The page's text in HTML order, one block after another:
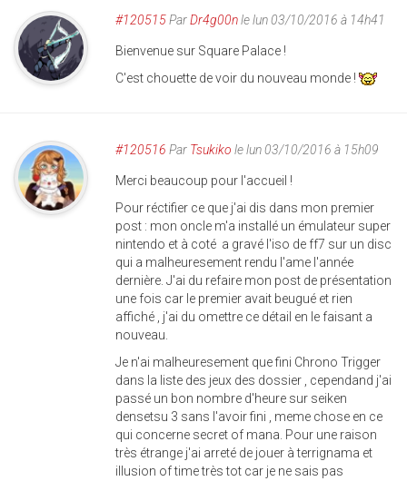
#120515ParDr4g00nle lun 03/10/2016 à 14h41
Bienvenue sur Square Palace !
C'est chouette de voir du nouveau monde !
#120516 Par Tsukiko le lun 03/10/2016 à 15h09
Merci beaucoup pour l'accueil !
Pour réctifier ce que j'ai dis dans mon premier
post : mon oncle m'a installé un émulateur super
nintendo et à coté a gravé l'iso de ff7 sur un disc
qui a malheuresement rendu l'ame l'année
dernière. J'ai du refaire mon post de présentation
une fois car le premier avait beugué et rien
affiché , j'ai du omettre ce détail en le faisant a
nouveau.
Je n'ai malheuresement que fini Chrono Trigger
dans la liste des jeux des dossier , cependand j'ai
passé un bon nombre d'heure sur seiken
densetsu 3 sans l'avoir fini , meme chose en ce
qui concerne secret of mana. Pour une raison
très étrange j'ai arreté de jouer à terrignama et
illusion of time très tot car je ne sais pas